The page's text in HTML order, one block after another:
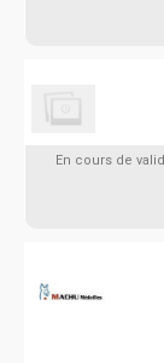
En cours de